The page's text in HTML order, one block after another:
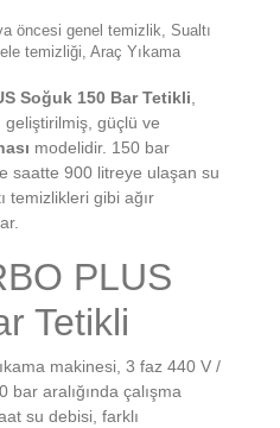
öncesi genel temizlik, Sualtı
temizliği, Araç Yıkama
Soğuk 150 Bar Tetikli,
geliştirilmiş, güçlü ve
modelidir. 150 bar
saatte 900 litreye ulaşan su
temizlikleri gibi ağır
PLUS
Tetikli
makinesi, 3 faz 440 V /
aralığında çalışma
su debisi, farklı